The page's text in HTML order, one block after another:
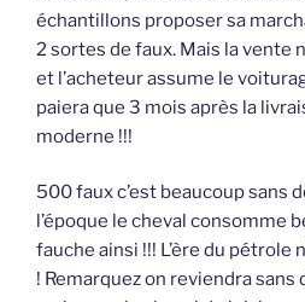
échantillons proposer sa
2 sortes de faux. Mais la vente
et l’acheteur assume le
paiera que 3 mois après la
moderne !!!
500 faux c’est beaucoup sans
l’époque le cheval consomme
fauche ainsi !!! L’ère du pétrole
! Remarquez on reviendra sans